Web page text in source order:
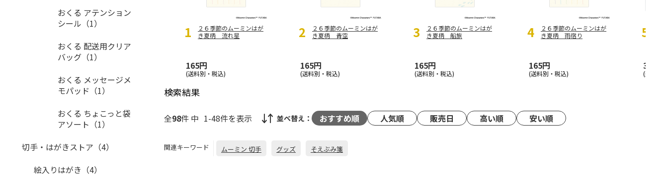
1
２６季節のムーミンはが
き夏柄 流れ星
165円
(送料別・税込)
2
２６季節のムーミンはが
き夏柄 青空
165円
(送料別・税込)
3
２６季節のムーミンはが
き夏柄 船旅
165円
(送料別・税込)
4
２６季節のムーミンはが
き夏柄 雨宿り
165円
(送料別・税込)
5
3,850
(送料別
検索結果
全98件 中 1-48件を表示 並べ替え： おすすめ順 人気順 販売日 高い順 安い順
関連キーワード ムーミン 切手 グッズ そえぶみ箋
おくる アテンション
シール（1）
おくる 配送用クリア
バッグ（1）
おくる メッセージメ
モパッド（1）
おくる ちょこっと袋
アソート（1）
切手・はがきストア（4）
絵入りはがき（4）